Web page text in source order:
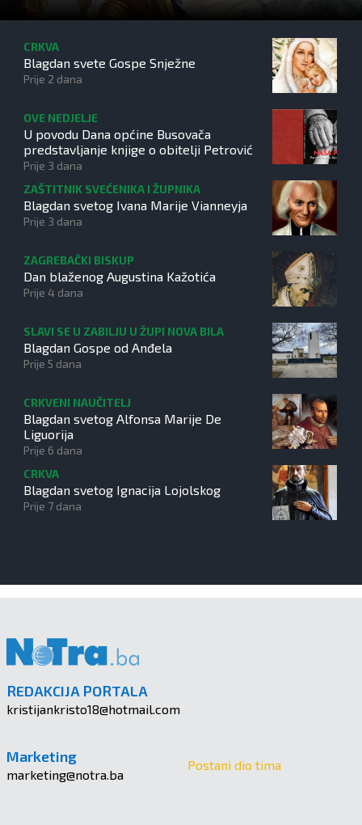
CRKVA
Blagdan svete Gospe Snježne
Prije 2 dana
OVE NEDJELJE
U povodu Dana općine Busovača
predstavljanje knjige o obitelji Petrović
Prije 3 dana
ZAŠTITNIK SVEĆENIKA I ŽUPNIKA
Blagdan svetog Ivana Marije Vianneyja
Prije 3 dana
ZAGREBAČKI BISKUP
Dan blaženog Augustina Kažotića
Prije 4 dana
SLAVI SE U ZABILJU U ŽUPI NOVA BILA
Blagdan Gospe od Anđela
Prije 5 dana
CRKVENI NAUČITELJ
Blagdan svetog Alfonsa Marije De
Liguorija
Prije 6 dana
CRKVA
Blagdan svetog Ignacija Lojolskog
Prije 7 dana
REDAKCIJA PORTALA
kristijankristo18@hotmail.com
Marketing
marketing@notra.ba
Postani dio tima